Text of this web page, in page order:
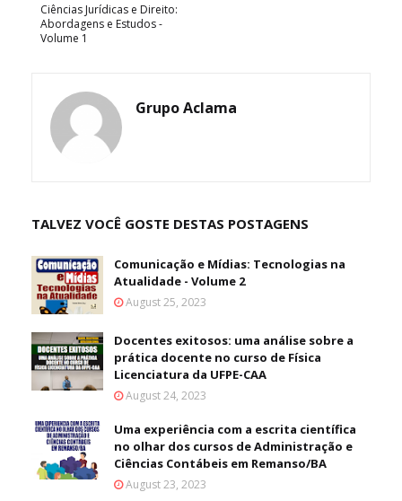
Ciências Jurídicas e Direito:
Abordagens e Estudos -
Volume 1
Grupo Aclama
TALVEZ VOCÊ GOSTE DESTAS POSTAGENS
Comunicação e Mídias: Tecnologias na
Atualidade - Volume 2
August 25, 2023
Docentes exitosos: uma análise sobre a
prática docente no curso de Física
Licenciatura da UFPE-CAA
August 24, 2023
Uma experiência com a escrita científica
no olhar dos cursos de Administração e
Ciências Contábeis em Remanso/BA
August 23, 2023